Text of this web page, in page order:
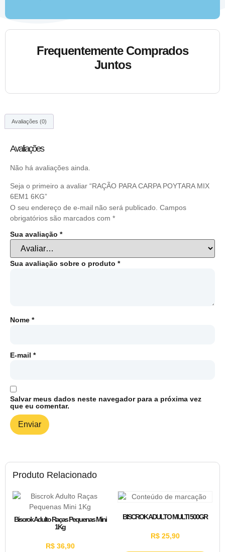
Frequentemente Comprados
Juntos
Produto Relacionado
Biscrok Adulto Raças Pequenas Mini
1Kg
R$36,90
BISCROK ADULTO MULTI 500GR
R$25,90
Avaliações (0)
Avaliações
Não há avaliações ainda.
Seja o primeiro a avaliar “RAÇÃO PARA CARPA POYTARA MIX
6EM1 6KG”
O seu endereço de e-mail não será publicado. Campos
obrigatórios são marcados com *
Sua avaliação *
Sua avaliação sobre o produto *
Nome *
E-mail *
Salvar meus dados neste navegador para a próxima vez
que eu comentar.